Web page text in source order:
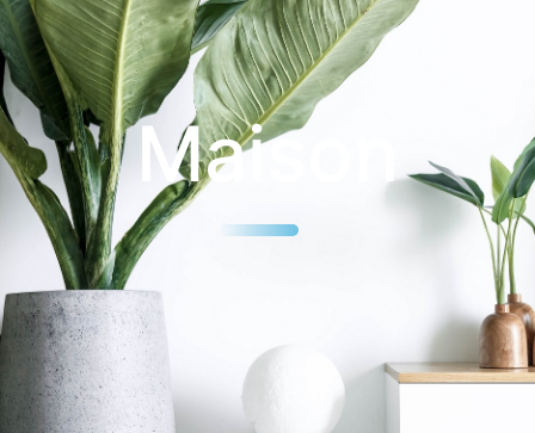
Maison